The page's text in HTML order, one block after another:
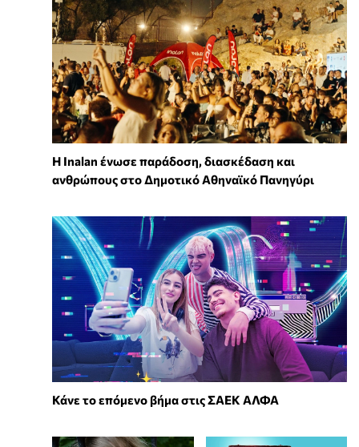
Η Inalan ένωσε παράδοση, διασκέδαση και
ανθρώπους στο Δημοτικό Αθηναϊκό Πανηγύρι
Κάνε το επόμενο βήμα στις ΣΑΕΚ ΑΛΦΑ